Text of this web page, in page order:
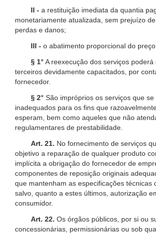
II - a restituição imediata da quantia
monetariamente atualizada, sem prejuízo
perdas e danos;
III - o abatimento proporcional do preço.
§ 1° A reexecução dos serviços poderá
terceiros devidamente capacitados, por
fornecedor.
§ 2° São impróprios os serviços que se
inadequados para os fins que
esperam, bem como aqueles que não
regulamentares de prestabilidade.
Art. 21. No fornecimento de serviços
objetivo a reparação de qualquer produto
implícita a obrigação do fornecedor de
componentes de reposição originais
que mantenham as especificações técnicas
salvo, quanto a estes últimos, autorização
consumidor.
Art. 22. Os órgãos públicos, por si ou
concessionárias, permissionárias ou sob